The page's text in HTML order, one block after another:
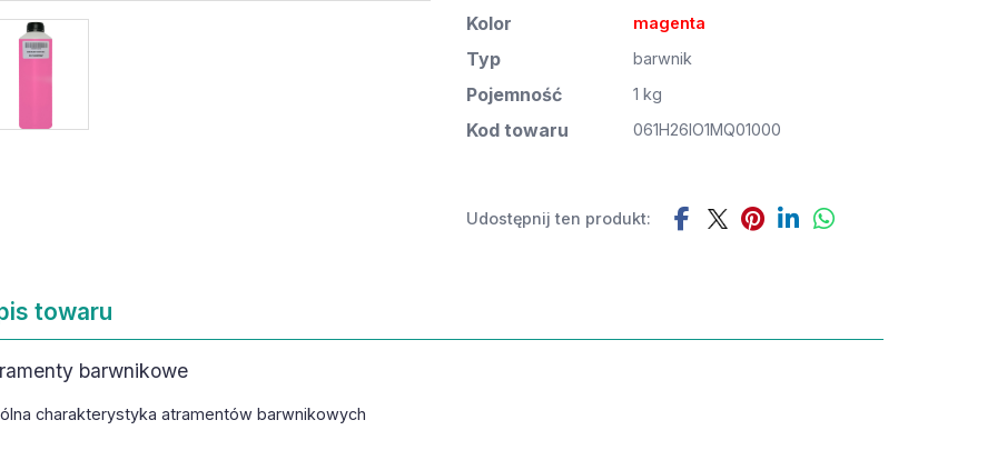
Kolor magenta
Typ barwnik
Pojemność 1 kg
Kod towaru 061H26IO1MQ01000
Udostępnij ten produkt:
towaru
barwnikowe
charakterystyka atramentów barwnikowych